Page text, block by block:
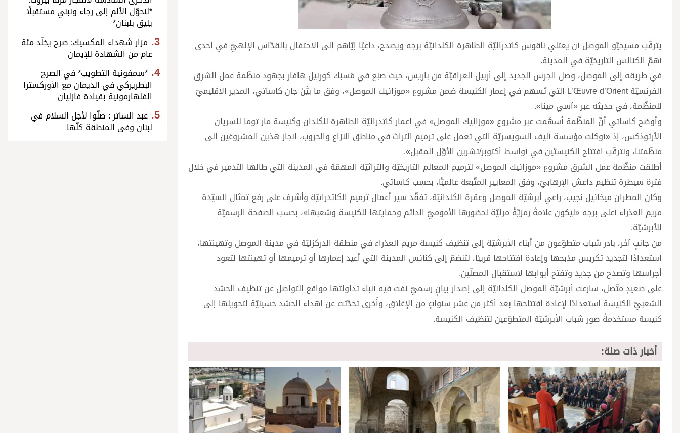
يترقّب مسيحيّو الموصل أن يعتلي ناقوس كاتدرائيّة الطاهرة الكلدانيّة برجه ويصدح، داعيًا إيّاهم إلى الاحتفال بالقدّاس الإلهيّ في إحدى
أهمّ الكنائس التاريخيّة في المدينة.
في طريقه إلى الموصل، وصل الجرس الجديد إلى أربيل العراقيّة من باريس، حيث صنِع في مَسبَك كورنيل هافار بجهود منظّمة عمل الشرق
الفرنسيّة L’Œuvre d’Orient التي تُسهم في إعمار الكنيسة ضمن مشروع «موزائيك الموصل»، وفق ما بيَّنَ جان كاساتي، المدير الإقليميّ
للمنظّمة، في حديثه عبر «آسي مينا».
وأوضح كاساتي أنّ المنظّمة أسهَمت عبر مشروع «موزائيك الموصل» في إعمار كاتدرائيّة الطاهرة للكلدان وكنيسة مار توما للسريان
الأرثوذكس، إذ «أوكلت مؤسسة أليف السويسريّة التي تعمل على ترميم التراث في مناطق النزاع والحروب، إنجاز هذين المشروعَين إلى
منظّمتنا، ونترقّب افتتاح الكنيستَين في أواسط أكتوبر/تشرين الأوّل المقبل».
أطلقت منظّمة عمل الشرق مشروع «موزائيك الموصل» لترميم المعالم التاريخيّة والتراثيّة المهمّة في المدينة التي طالها التدمير في خلال
فترة سيطرة تنظيم داعش الإرهابيّ، وفق المعايير المتّبعة عالميًّا، بحسب كاساتي.
وكان المطران ميخائيل نجيب، راعي أبرشيّة الموصل وعقرة الكلدانيّة، تفقّد سير أعمال ترميم الكاتدرائيّة وأشرف على رفع تمثال السيّدة
مريم العذراء أعلى برجه «ليكون علامةً رمزيّةً مرئيّة لحضورها الأموميّ الدائم وحمايتها للكنيسة وشعبها»، بحسب الصفحة الرسميّة
للأبرشيّة.
من جانبٍ آخَر، بادر شباب متطوّعون من أبناء الأبرشيّة إلى تنظيف كنيسة مريم العذراء في منطقة الدركزليّة في مدينة الموصل وتهيئتها،
استعدادًا لتجديد تكريس مذبحها وإعادة افتتاحها قريبًا، لتنضمّ إلى كنائس المدينة التي أعيد إعمارها أو ترميمها أو تهيئتها لتعود
أجراسها وتصدح من جديد وتفتح أبوابها لاستقبال المصلّين.
على صعيدٍ متّصل، سارعت أبرشيّة الموصل الكلدانيّة إلى إصدار بيانٍ رسميّ نفت فيه أنباء تداولتها مواقع التواصل عن تنظيف الحشد
الشعبيّ الكنيسة استعدادًا لإعادة افتتاحها بعد أكثر من عشر سنواتٍ من الإغلاق، وأُخرى تحدّثت عن إهداء الحشد حسينيّة لتحويلها إلى
كنيسة مستخدمةً صور شباب الأبرشيّة المتطوّعين لتنظيف الكنيسة.
أخبار ذات صلة:
*لنحوّل الألم إلى رجاء ونبني مستقبلًا
يليق بلبنان*
مزار شهداء المكسيك: صرح يخلّد مئة
عام من الشهادة للإيمان
*سمفونية التطويب* في الصرح
البطريركي في الديمان مع الأوركسترا
الفلهارمونية بقيادة فازليان
عبد الساتر : صلّوا لأجل السلام في
لبنان وفي المنطقة كلّها